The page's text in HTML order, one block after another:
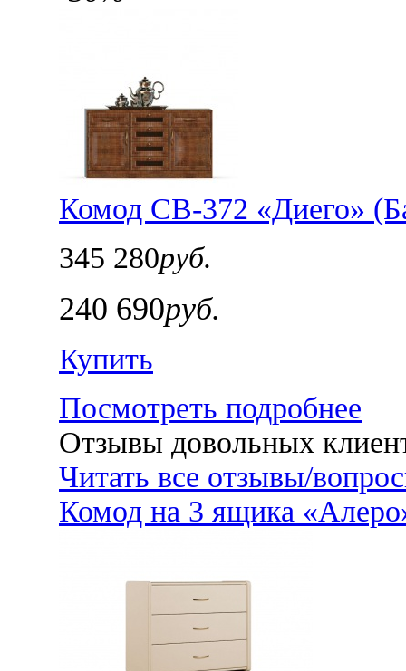
Комод СВ-372 «Диего»
345 280руб.
240 690руб.
Купить
Посмотреть подробнее
Отзывы довольных
Читать все отзывы/
Комод на 3 ящика